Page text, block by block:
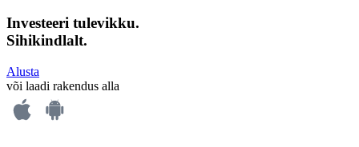
Investeeri tulevikku.
Sihikindlalt.
Alusta
või laadi rakendus alla